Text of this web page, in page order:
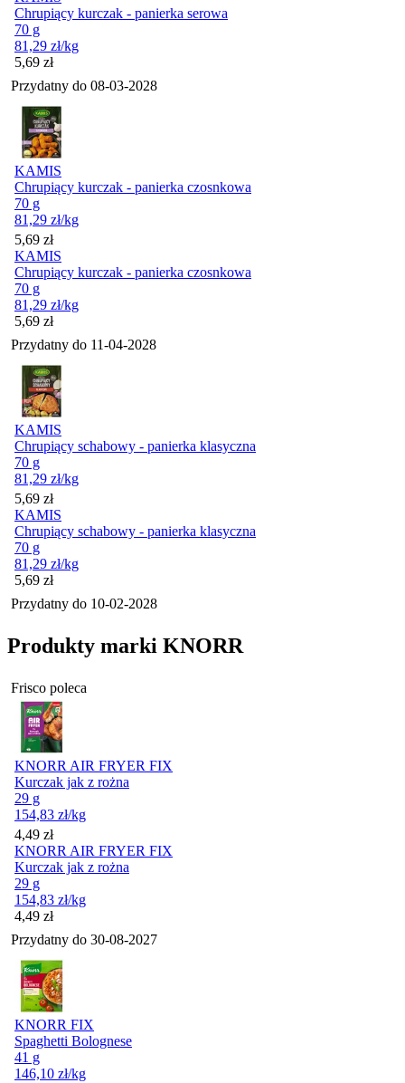
Chrupiący kurczak - panierka serowa
70 g
81,29 zł/kg
Cena
5,69 zł
Przydatny do 08-03-2028
KAMIS
Chrupiący kurczak - panierka czosnkowa
70 g
81,29 zł/kg
Cena
5,69 zł
KAMIS
Chrupiący kurczak - panierka czosnkowa
70 g
81,29 zł/kg
Cena
5,69 zł
Przydatny do 11-04-2028
KAMIS
Chrupiący schabowy - panierka klasyczna
70 g
81,29 zł/kg
Cena
5,69 zł
KAMIS
Chrupiący schabowy - panierka klasyczna
70 g
81,29 zł/kg
Cena
5,69 zł
Przydatny do 10-02-2028
Produkty marki KNORR
Frisco poleca
KNORR AIR FRYER FIX
Kurczak jak z rożna
29 g
154,83 zł/kg
Cena
4,49 zł
KNORR AIR FRYER FIX
Kurczak jak z rożna
29 g
154,83 zł/kg
Cena
4,49 zł
Przydatny do 30-08-2027
KNORR FIX
Spaghetti Bolognese
41 g
146,10 zł/kg